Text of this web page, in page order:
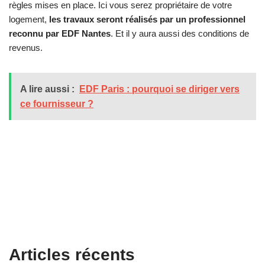
règles mises en place. Ici vous serez propriétaire de votre
logement, les travaux seront réalisés par un professionnel
reconnu par EDF Nantes. Et il y aura aussi des conditions de
revenus.
A lire aussi :
EDF Paris : pourquoi se diriger vers
ce fournisseur ?
Articles récents